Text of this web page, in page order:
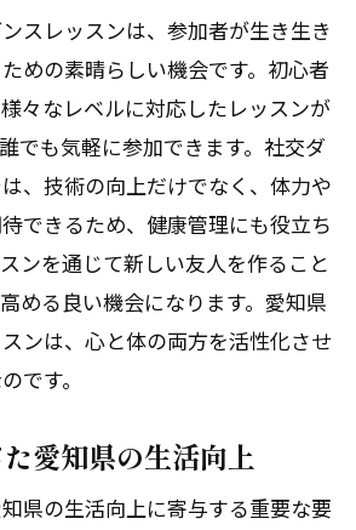
スレッスンは、参加者が生き生き
めの素晴らしい機会です。初心者
々なレベルに対応したレッスンが
でも気軽に参加できます。社交ダ
、技術の向上だけでなく、体力や
できるため、健康管理にも役立ち
ンを通じて新しい友人を作ること
める良い機会になります。愛知県
ンは、心と体の両方を活性化させ
です。
愛知県の生活向上
県の生活向上に寄与する重要な要